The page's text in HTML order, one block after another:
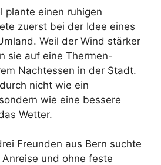
plante einen ruhigen
zuerst bei der Idee eines
Weil der Wind stärker
sie auf eine Thermen-
Nachtessen in der Stadt.
nicht wie ein
wie eine bessere
Wetter.
Freunden aus Bern suchte
und ohne feste